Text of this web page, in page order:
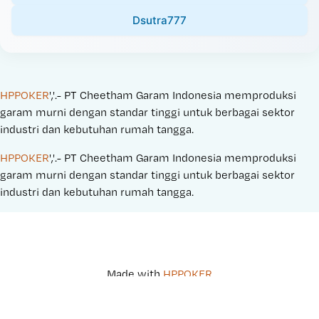
Dsutra777
HPPOKER','.- PT Cheetham Garam Indonesia memproduksi
garam murni dengan standar tinggi untuk berbagai sektor
industri dan kebutuhan rumah tangga.
HPPOKER','.- PT Cheetham Garam Indonesia memproduksi
garam murni dengan standar tinggi untuk berbagai sektor
industri dan kebutuhan rumah tangga.
Made with HPPOKER